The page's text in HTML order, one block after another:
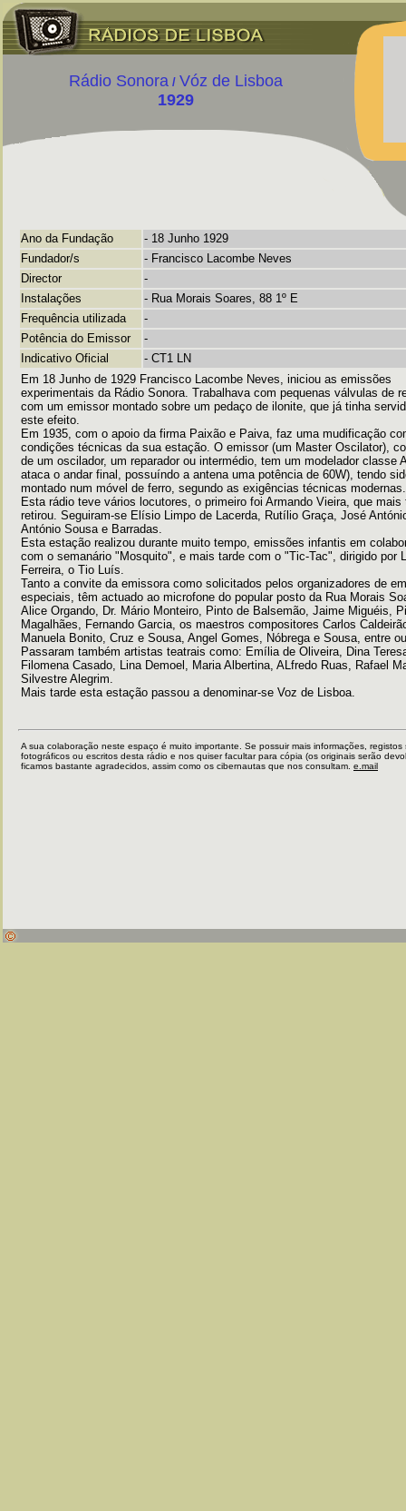
Ano da Fundação
- 18 Junho 1929
Fundador/s
- Francisco Lacombe Neves
Director
-
Instalações
- Rua Morais Soares, 88 1º E
Frequência utilizada
-
Potência do Emissor
-
Indicativo Oficial
- CT1 LN
Em 18 Junho de 1929 Francisco Lacombe Neves, iniciou as emissões
experimentais da Rádio Sonora. Trabalhava com pequenas válvulas de
com um emissor montado sobre um pedaço de ilonite, que já tinha
este efeito.
Em 1935, com o apoio da firma Paixão e Paiva, faz uma mudificação
condições técnicas da sua estação. O emissor (um Master Oscilator),
de um oscilador, um reparador ou intermédio, tem um modelador classe
ataca o andar final, possuíndo a antena uma potência de 60W), tendo
montado num móvel de ferro, segundo as exigências técnicas modernas.
Esta rádio teve vários locutores, o primeiro foi Armando Vieira, que mais
retirou. Seguiram-se Elísio Limpo de Lacerda, Rutílio Graça, José
António Sousa e Barradas.
Esta estação realizou durante muito tempo, emissões infantis em
com o semanário "Mosquito", e mais tarde com o "Tic-Tac", dirigido por
Ferreira, o Tio Luís.
Tanto a convite da emissora como solicitados pelos organizadores de
especiais, têm actuado ao microfone do popular posto da Rua Morais
Alice Orgando, Dr. Mário Monteiro, Pinto de Balsemão, Jaime Miguéis,
Magalhães, Fernando Garcia, os maestros compositores Carlos
Manuela Bonito, Cruz e Sousa, Angel Gomes, Nóbrega e Sousa, entre
Passaram também artistas teatrais como: Emília de Oliveira, Dina
Filomena Casado, Lina Demoel, Maria Albertina, ALfredo Ruas, Rafael
Silvestre Alegrim.
Mais tarde esta estação passou a denominar-se Voz de Lisboa.
A sua colaboração neste espaço é muito importante. Se possuir mais informações, registos
fotográficos ou escritos desta rádio e nos quiser facultar para cópia (os originais serão
ficamos bastante agradecidos, assim como os cibernautas que nos consultam. e.mail
Rádio Sonora / Vóz de Lisboa
1929